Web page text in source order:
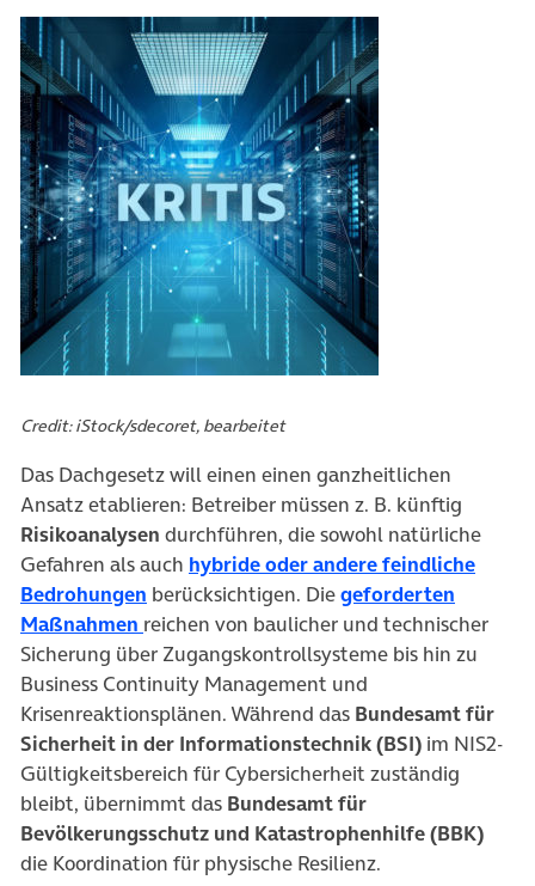
Credit: iStock/sdecoret, bearbeitet
Das Dachgesetz will einen einen ganzheitlichen
Ansatz etablieren: Betreiber müssen z. B. künftig
Risikoanalysen durchführen, die sowohl natürliche
Gefahren als auch hybride oder andere feindliche
Bedrohungen (öffnet in neuem Tab)
berücksichtigen. Diegeforderten
Maßnahmen (öffnet in neuem Tab)
reichen von baulicher und technischer
Sicherung über Zugangskontrollsysteme bis hin zu
Business Continuity Management und
Krisenreaktionsplänen. Während das Bundesamt für
Sicherheit in der Informationstechnik (BSI) im NIS2-
Gültigkeitsbereich für Cybersicherheit zuständig
bleibt, übernimmt das Bundesamt für
Bevölkerungsschutz und Katastrophenhilfe (BBK)
die Koordination für physische Resilienz.